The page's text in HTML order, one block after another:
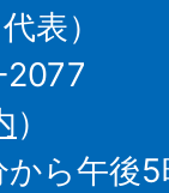
表）
）
から午後